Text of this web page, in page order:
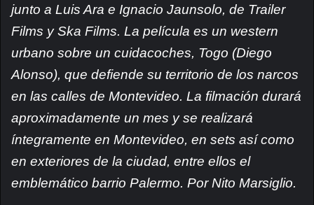
junto a Luis Ara e Ignacio Jaunsolo, de Trailer
Films y Ska Films. La película es un western
urbano sobre un cuidacoches, Togo (Diego
Alonso), que defiende su territorio de los narcos
en las calles de Montevideo. La filmación durará
aproximadamente un mes y se realizará
íntegramente en Montevideo, en sets así como
en exteriores de la ciudad, entre ellos el
emblemático barrio Palermo. Por Nito Marsiglio.